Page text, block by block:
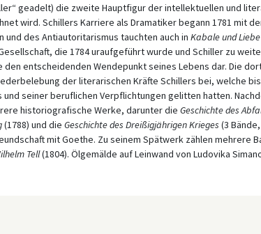
geadelt) die zweite Hauptfigur der intellektuellen und
wird. Schillers Karriere als Dramatiker begann 1781 mit
und des Antiautoritarismus tauchten auch in Kabale und Liebe
die 1784 uraufgeführt wurde und Schiller zu
den entscheidenden Wendepunkt seines Lebens dar. Die
der literarischen Kräfte Schillers bei, welche
seiner beruflichen Verpflichtungen gelitten hatten.
historiografische Werke, darunter die Geschichte des
(1788) und die Geschichte des Dreißigjährigen Krieges (3
mit Goethe. Zu seinem Spätwerk zählen mehrere
Tell(1804). Ölgemälde auf Leinwand von Ludovika